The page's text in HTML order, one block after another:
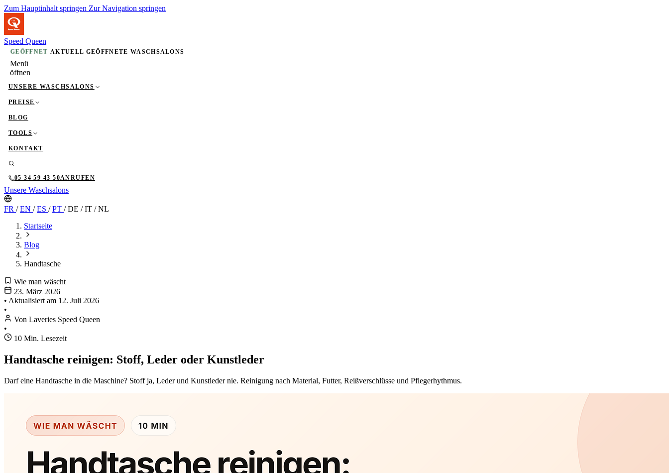
Zum Hauptinhalt springen Zur Navigation springen
Speed Queen
GEÖFFNET AKTUELL GEÖFFNETE WASCHSALONS
Menü
öffnen
UNSERE WASCHSALONS
PREISE
BLOG
TOOLS
KONTAKT
05 34 59 43 50ANRUFEN
Unsere Waschsalons
FR /EN /ES /PT /DE /IT /NL
Startseite
Blog
Handtasche
Wie man wäscht
23. März 2026
• Aktualisiert am 12. Juli 2026
•
Von Laveries Speed Queen
•
10 Min. Lesezeit
Handtasche reinigen: Stoff, Leder oder Kunstleder
Darf eine Handtasche in die Maschine? Stoff ja, Leder und Kunstleder nie. Reinigung nach Material, Futter, Reißverschlüsse und Pflegerhythmus.